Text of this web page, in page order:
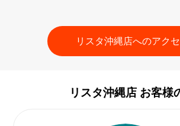
リスタ沖縄店へのアク
リスタ沖縄店 お客様